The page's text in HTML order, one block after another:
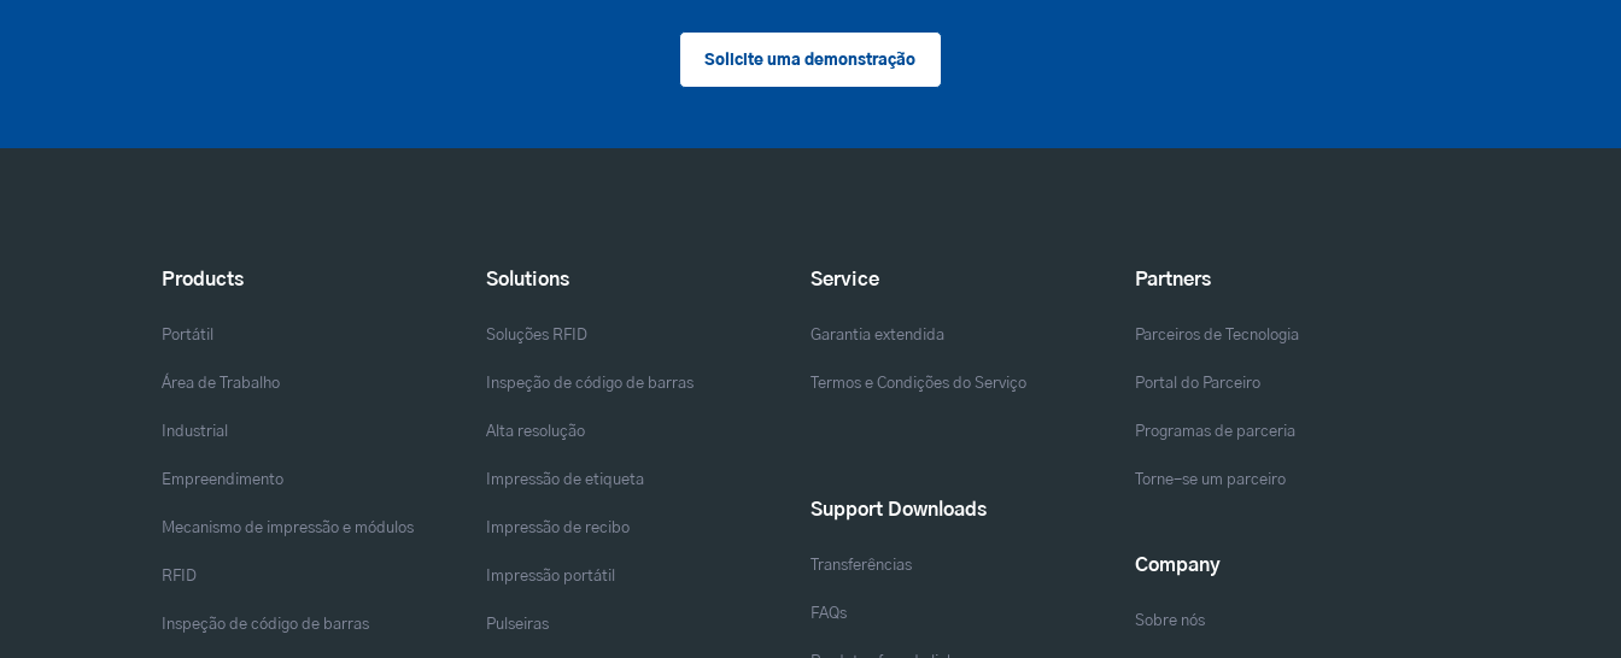
Solicite uma demonstração
Products
Portátil
Área de Trabalho
Industrial
Empreendimento
Mecanismo de impressão e módulos
RFID
Inspeção de código de barras
Solutions
Soluções RFID
Inspeção de código de barras
Alta resolução
Impressão de etiqueta
Impressão de recibo
Impressão portátil
Pulseiras
Service
Garantia extendida
Termos e Condições do Serviço
Support Downloads
Transferências
FAQs
Partners
Parceiros de Tecnologia
Portal do Parceiro
Programas de parceria
Torne-se um parceiro
Company
Sobre nós